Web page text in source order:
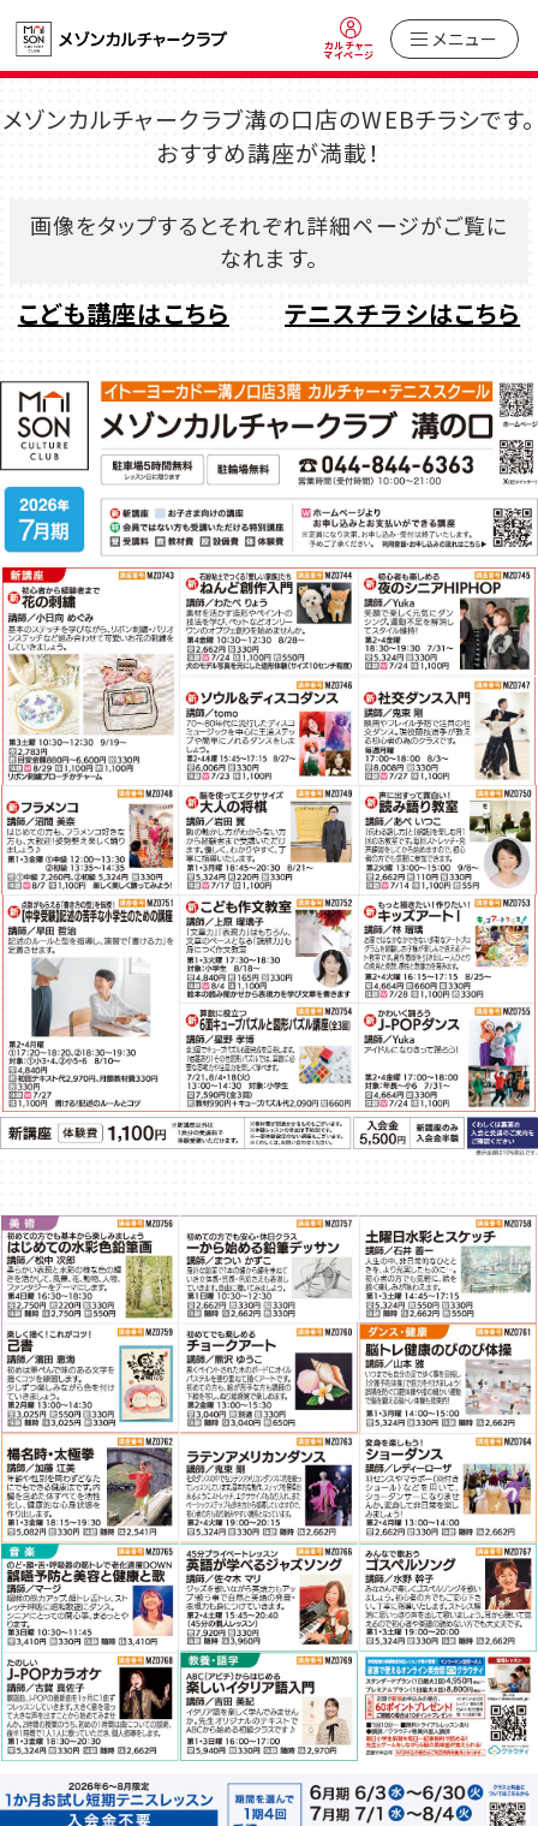
カルチャー
マイページ
メニュー
メゾンカルチャークラブ溝の口店のWEBチラシです。
おすすめ講座が満載！
画像をタップするとそれぞれ詳細ページがご覧に
なれます。
こども講座はこちら テニスチラシはこちら